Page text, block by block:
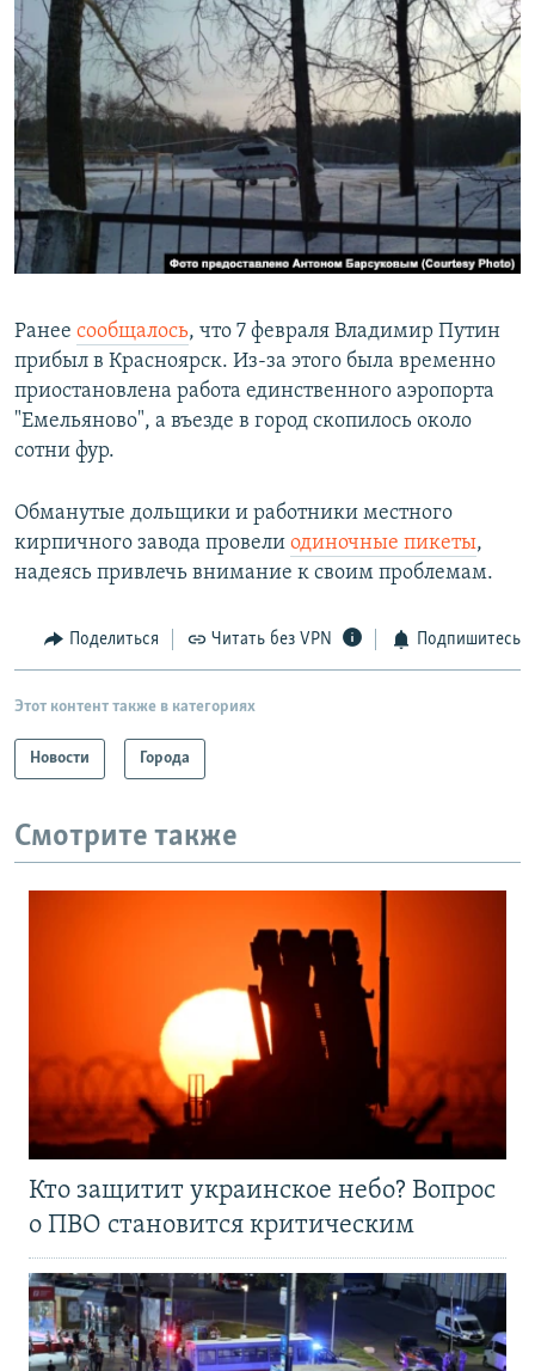
Ранее сообщалось, что 7 февраля Владимир Путин
прибыл в Красноярск. Из-за этого была временно
приостановлена работа единственного аэропорта
"Емельяново", а въезде в город скопилось около
сотни фур.
Обманутые дольщики и работники местного
кирпичного завода провели одиночные пикеты,
надеясь привлечь внимание к своим проблемам.
Поделиться Читать без VPN Подпишитесь
Этот контент также в категориях
Новости Города
Смотрите также
Кто защитит украинское небо? Вопрос
о ПВО становится критическим